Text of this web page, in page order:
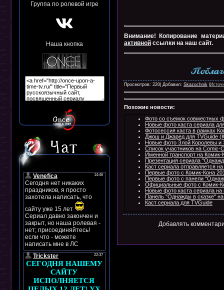
Группа по ролевой игре
Наша кнопка
Внимание! Копирование
активной ссылки на наш сайт.
Просмотров: 220| Добавил: Skazochnik
Похожие новости:
Фото со съемок совместных
Новые фото каста сериала
Фотосессия каста в рамках
Джош и Джаред для TVGuide
Новые фото Злой Королевы
Список участников на Comic-
Именной транспорт на Комик-
Презентация сериала
Каст сериала отправляется
Первые фото с Комик-Кона
Первые фото с панели
Официальные фото с Комик-
Новые фото каста сериала на
Панель "Однажды в сказке"
Каст сериала для TVGuide
Добавлять